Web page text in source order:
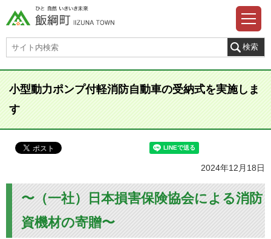
小型動力ポンプ付軽消防自動車の受納式を実施しま
す
2024年12月18日
〜（一社）日本損害保険協会による消防
資機材の寄贈〜